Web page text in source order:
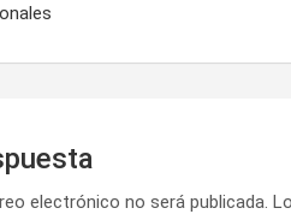
electrónico no será publicada.